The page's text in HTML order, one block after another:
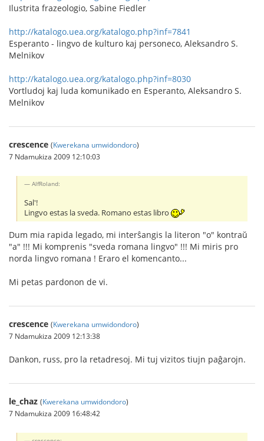
Ilustrita frazeologio, Sabine Fiedler
http://katalogo.uea.org/katalogo.php?inf=7841
Esperanto - lingvo de kulturo kaj personeco, Aleksandro S.
Melnikov
http://katalogo.uea.org/katalogo.php?inf=8030
Vortludoj kaj luda komunikado en Esperanto, Aleksandro S.
Melnikov
crescence (Kwerekana umwidondoro)
7 Ndamukiza 2009 12:10:03
AlfRoland:
Sal'!
Lingvo estas la sveda. Romano estas libro
Dum mia rapida legado, mi interŝangis la literon "o" kontraŭ
"a" !!! Mi komprenis "sveda romana lingvo" !!! Mi miris pro
norda lingvo romana ! Eraro el komencanto...
Mi petas pardonon de vi.
crescence (Kwerekana umwidondoro)
7 Ndamukiza 2009 12:13:38
Dankon, russ, pro la retadresoj. Mi tuj vizitos tiujn paĝarojn.
le_chaz (Kwerekana umwidondoro)
7 Ndamukiza 2009 16:48:42